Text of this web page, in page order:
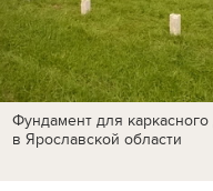
Фундамент для
в Ярославской области